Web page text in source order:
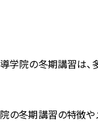
学院の冬期講習は、
の冬期講習の特徴や